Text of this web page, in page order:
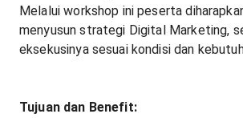
Melalui workshop ini peserta
menyusun strategi Digital Marketing,
eksekusinya sesuai kondisi dan
Tujuan dan Benefit: